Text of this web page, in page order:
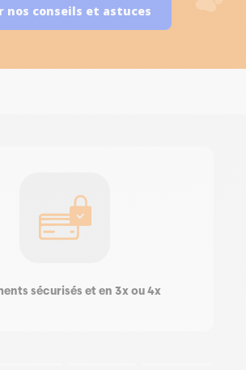
nos conseils et astuces
sécurisés et en 3x ou 4x